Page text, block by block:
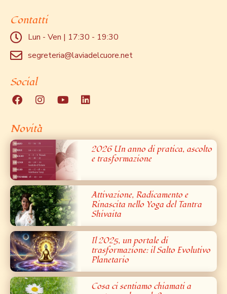
Contatti
Lun - Ven | 17:30 - 19:30
segreteria@laviadelcuore.net
Social
Novità
2026 Un anno di pratica, ascolto
e trasformazione
Attivazione, Radicamento e
Rinascita nello Yoga del Tantra
Shivaita
Il 2025, un portale di
trasformazione: il Salto Evolutivo
Planetario
Cosa ci sentiamo chiamati a